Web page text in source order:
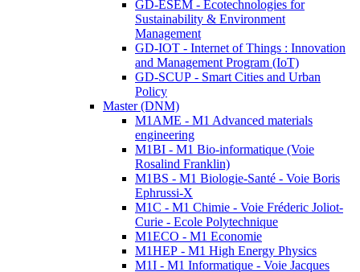
GD-ESEM - Ecotechnologies for
Sustainability & Environment
Management
GD-IOT - Internet of Things : Innovation
and Management Program (IoT)
GD-SCUP - Smart Cities and Urban
Policy
Master (DNM)
M1AME - M1 Advanced materials
engineering
M1BI - M1 Bio-informatique (Voie
Rosalind Franklin)
M1BS - M1 Biologie-Santé - Voie Boris
Ephrussi-X
M1C - M1 Chimie - Voie Fréderic Joliot-
Curie - Ecole Polytechnique
M1ECO - M1 Economie
M1HEP - M1 High Energy Physics
M1I - M1 Informatique - Voie Jacques